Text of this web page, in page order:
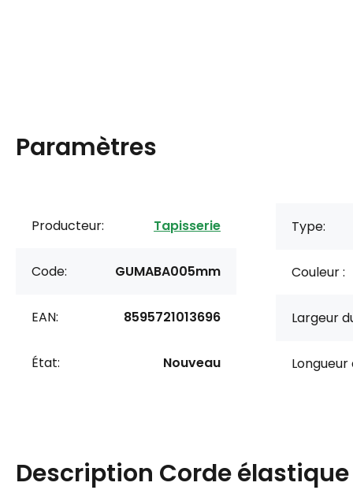
Paramètres
Producteur: Tapisserie
Code: GUMABA005mm
EAN: 8595721013696
État: Nouveau
Type:
Couleur :
Largeur
Longueur
Description Corde